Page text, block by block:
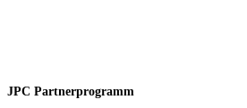
JPC Partnerprogramm